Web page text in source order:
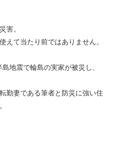
害。
えて当たり前ではありません。
地震で輪島の実家が被災し、
勤妻である筆者と防災に強い住